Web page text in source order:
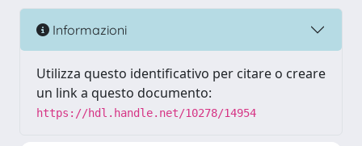
Informazioni
Utilizza questo identificativo per citare o creare
un link a questo documento:
https://hdl.handle.net/10278/14954